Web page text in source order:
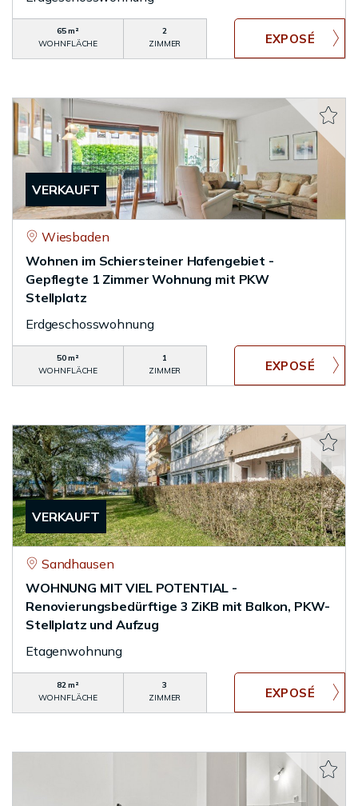
65 m²
WOHNFLÄCHE
2
ZIMMER
VERKAUFT
Wiesbaden
Wohnen im Schiersteiner Hafengebiet -
Gepflegte 1 Zimmer Wohnung mit PKW
Stellplatz
Erdgeschosswohnung
50 m²
WOHNFLÄCHE
1
ZIMMER
VERKAUFT
Sandhausen
WOHNUNG MIT VIEL POTENTIAL -
Renovierungsbedürftige 3 ZiKB mit Balkon, PKW-
Stellplatz und Aufzug
Etagenwohnung
82 m²
WOHNFLÄCHE
3
ZIMMER